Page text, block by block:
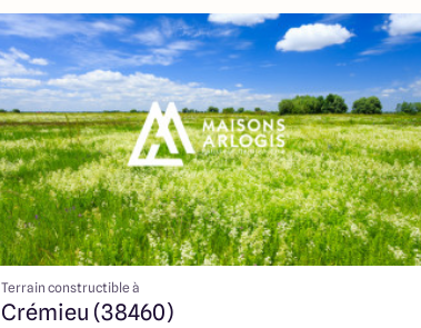
Terrain constructible à
Crémieu (38460)